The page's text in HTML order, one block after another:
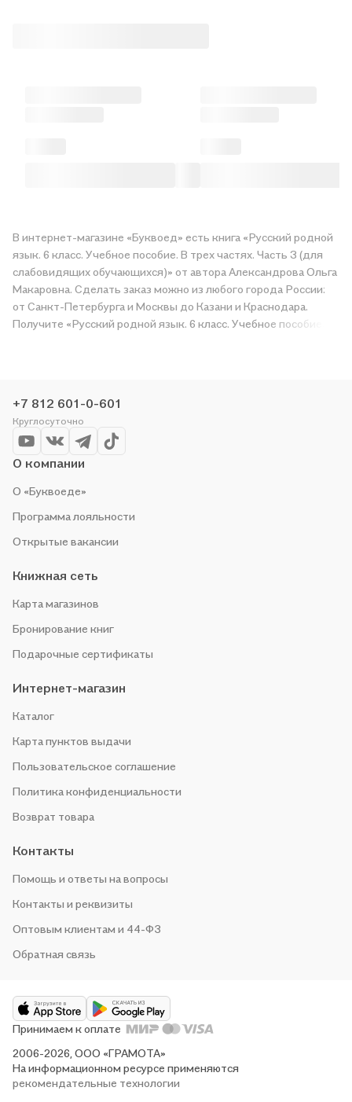
В интернет-магазине «Буквоед» есть книга «Русский родной
язык. 6 класс. Учебное пособие. В трех частях. Часть 3 (для
слабовидящих обучающихся)» от автора Александрова Ольга
Макаровна. Сделать заказ можно из любого города России:
от Санкт-Петербурга и Москвы до Казани и Краснодара.
Получите «Русский родной язык. 6 класс. Учебное пособие. В
организуем конкурсы и проводим акции. Оставайтесь с нами,
чтобы не упустить выгоду!
+7 812 601-0-601
Круглосуточно
О компании
О «Буквоеде»
Программа лояльности
Открытые вакансии
Книжная сеть
Карта магазинов
Бронирование книг
Подарочные сертификаты
Интернет-магазин
Каталог
Карта пунктов выдачи
Пользовательское соглашение
Политика конфиденциальности
Возврат товара
Контакты
Помощь и ответы на вопросы
Контакты и реквизиты
Оптовым клиентам и 44-ФЗ
Обратная связь
2006-2026, ООО «ГРАМОТА»
На информационном ресурсе применяются
рекомендательные технологии
Принимаем к оплате